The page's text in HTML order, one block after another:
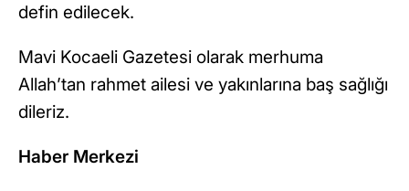
defin edilecek.
Mavi Kocaeli Gazetesi olarak merhuma
Allah’tan rahmet ailesi ve yakınlarına baş sağlığı
dileriz.
Haber Merkezi